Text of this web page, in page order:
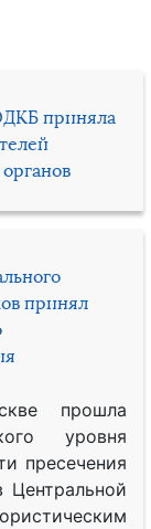
приняла
принял
прошла
уровня
пресечения